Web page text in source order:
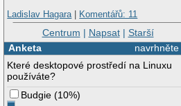
Ladislav Hagara| Komentářů: 11
Centrum | Napsat| Starší
navrhněte
Anketa
Které desktopové prostředí na Linuxu
používáte?
Budgie (10%)